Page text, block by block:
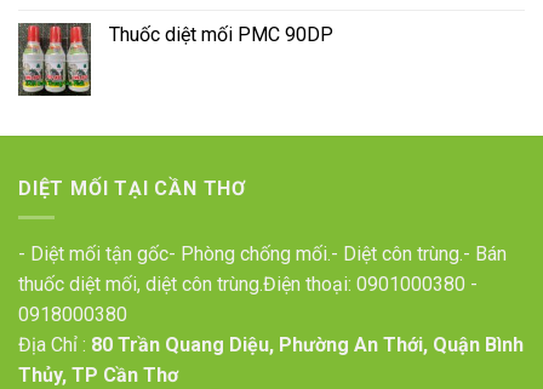
Thuốc diệt mối PMC 90DP
DIỆT MỐI TẠI CẦN THƠ
- Diệt mối tận gốc- Phòng chống mối.- Diệt côn trùng.- Bán
thuốc diệt mối, diệt côn trùng.Điện thoại: 0901000380 -
0918000380
Địa Chỉ : 80 Trần Quang Diệu, Phường An Thới, Quận Bình
Thủy, TP Cần Thơ